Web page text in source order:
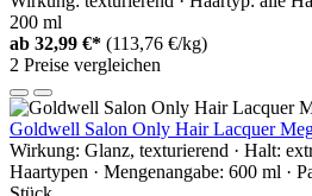
200 ml
ab 32,99 €* (113,76 €/kg)
2 Preise vergleichen
Goldwell Salon Only Hair Lacquer
Wirkung: Glanz, texturierend · Halt:
Haartypen · Mengenangabe: 600 ml ·